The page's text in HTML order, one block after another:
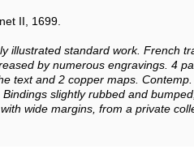
II, 1699.
illustrated standard work. French
by numerous engravings. 4
text and 2 copper maps.
slightly rubbed and
wide margins, from a private